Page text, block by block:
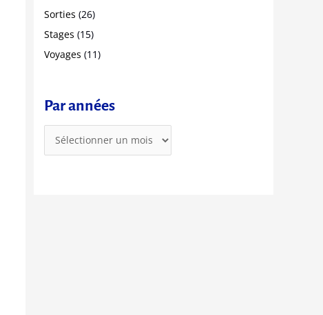
:
Sorties (26)
Stages (15)
Voyages (11)
Par années